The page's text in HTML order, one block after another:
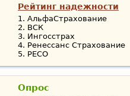
Рейтинг надежности
АльфаСтрахование
ВСК
Ингосстрах
Ренессанс Страхование
РЕСО
Опрос